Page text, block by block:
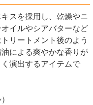
スを採用し、乾燥やニ
イルやシアバターなど
リートメント後のよう
による爽やかな香りが
演出するアイテムで